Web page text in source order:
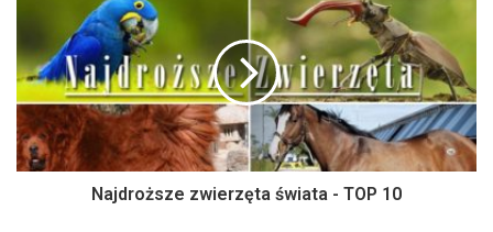
Najdroższe zwierzęta świata - TOP 10